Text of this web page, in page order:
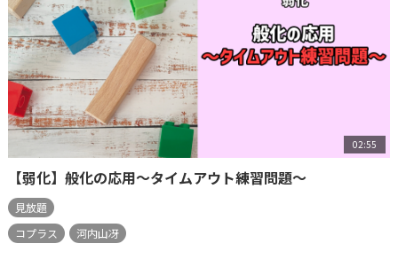
02:55
【弱化】般化の応用～タイムアウト練習問題～
見放題
コプラス
河内山冴